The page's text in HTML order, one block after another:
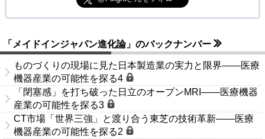
「メイドインジャパン進化論」のバックナンバー
ものづくりの現場に見た日本製造業の実力と限界――医療
機器産業の可能性を探る4
「閉塞感」を打ち破った日立のオープンMRI――医療機器
産業の可能性を探る3
CT市場「世界三強」と渡り合う東芝の技術革新――医療
機器産業の可能性を探る2